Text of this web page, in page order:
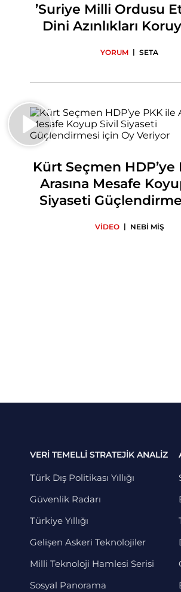
’Suriye Milli Ordusu
Dini Azınlıkları
YORUM | SETA
Kürt Seçmen HDP’ye
Arasına Mesafe
Siyaseti
VİDEO | NEBİ MİŞ
VERİ TEMELLİ STRATEJİK ANALİZ
Türk Dış Politikası Yıllığı
Güvenlik Radarı
Türkiye Yıllığı
Gelişen Askeri Teknolojiler
Milli Teknoloji Hamlesi Serisi
Sosyal Panorama